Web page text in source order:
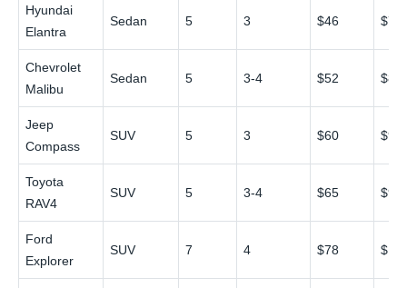
Hyundai
Elantra
Sedan 5 3 $46 $70
Chevrolet
Malibu
Sedan 5 3-4 $52 $80
Jeep
Compass
SUV 5 3 $60 $92
Toyota
RAV4
SUV 5 3-4 $65 $98
Ford
Explorer
SUV 7 4 $78